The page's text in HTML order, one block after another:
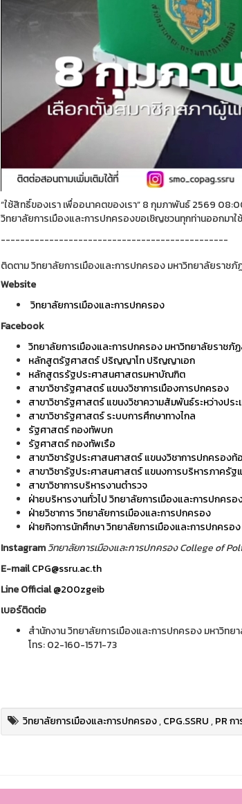
“ใช้สิทธิ์ของเรา เพื่ออนาคตของเรา” 8 กุมภาพันธ์ 2569
วิทยาลัยการเมืองและการปกครองขอเชิญชวนทุกท่านออกมา
-----------------------------------------------
ติดตาม วิทยาลัยการเมืองและการปกครอง มหาวิทยาลัยราช
Website
วิทยาลัยการเมืองและการปกครอง
Facebook
วิทยาลัยการเมืองและการปกครอง มหาวิทยาลัยราชภั
หลักสูตรัฐศาสตร์ ปริญญาโท ปริญญาเอก
หลักสูตรรัฐประศาสนศาสตรมหาบัณฑิต
สาขาวิชารัฐศาสตร์ แขนงวิชาการเมืองการปกครอง
สาขาวิชารัฐศาสตร์ แขนงวิชาความสัมพันธ์ระหว่างประ
สาขาวิชารัฐศาสตร์ ระบบการศึกษาทางไกล
รัฐศาสตร์ กองทัพบก
รัฐศาสตร์ กองทัพเรือ
สาขาวิชารัฐประศาสนศาสตร์ แขนงวิชาการปกครองท้
สาขาวิชารัฐประศาสนศาสตร์ แขนงการบริหารภาครัฐ
สาขาวิชาการบริหารงานตำรวจ
ฝ่ายบริหารงานทั่วไป วิทยาลัยการเมืองและการปกครอ
ฝ่ายวิชาการ วิทยาลัยการเมืองและการปกครอง
ฝ่ายกิจการนักศึกษา วิทยาลัยการเมืองและการปกครอง
Instagramวิทยาลัยการเมืองและการปกครอง College of
E-mailCPG@ssru.ac.th
Line Official@200zgeib
เบอร์ติดต่อ
สำนักงาน วิทยาลัยการเมืองและการปกครอง มหาวิท
โทร: 02-160-1571-73
วิทยาลัยการเมืองและการปกครอง,CPG.SSRU,PR ก